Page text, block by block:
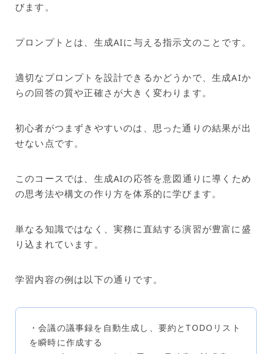
びます。
プロンプトとは、生成AIに与える指示文のことです。
適切なプロンプトを設計できるかどうかで、生成AIか
らの回答の質や正確さが大きく変わります。
初心者がつまずきやすいのは、思った通りの結果が出
せない点です。
このコースでは、生成AIの応答を意図通りに導くため
の思考法や構文の作り方を体系的に学びます。
単なる知識ではなく、実務に直結する演習が豊富に盛
り込まれています。
学習内容の例は以下の通りです。
・会議の議事録を自動生成し、要約とTODOリスト
を瞬時に作成する